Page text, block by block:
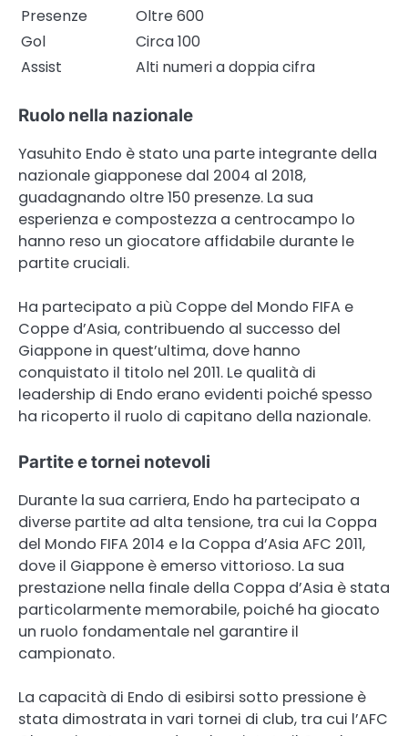
Presenze
Oltre 600
Gol
Circa 100
Assist
Alti numeri a doppia cifra
Ruolo nella nazionale
Yasuhito Endo è stato una parte integrante della
nazionale giapponese dal 2004 al 2018,
guadagnando oltre 150 presenze. La sua
esperienza e compostezza a centrocampo lo
hanno reso un giocatore affidabile durante le
partite cruciali.
Ha partecipato a più Coppe del Mondo FIFA e
Coppe d’Asia, contribuendo al successo del
Giappone in quest’ultima, dove hanno
conquistato il titolo nel 2011. Le qualità di
leadership di Endo erano evidenti poiché spesso
ha ricoperto il ruolo di capitano della nazionale.
Partite e tornei notevoli
Durante la sua carriera, Endo ha partecipato a
diverse partite ad alta tensione, tra cui la Coppa
del Mondo FIFA 2014 e la Coppa d’Asia AFC 2011,
dove il Giappone è emerso vittorioso. La sua
prestazione nella finale della Coppa d’Asia è stata
particolarmente memorabile, poiché ha giocato
un ruolo fondamentale nel garantire il
campionato.
La capacità di Endo di esibirsi sotto pressione è
stata dimostrata in vari tornei di club, tra cui l’AFC